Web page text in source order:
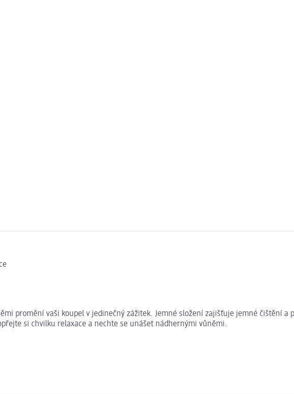
promění vaši koupel v jedinečný zážitek. Jemné složení zajišťuje jemné čištění
si chvilku relaxace a nechte se unášet nádhernými vůněmi.